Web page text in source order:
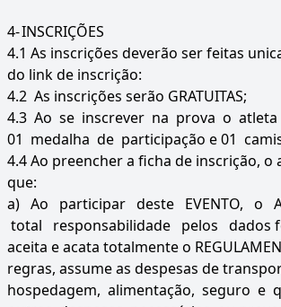
4-INSCRIÇÕES
4.1 As inscrições deverão ser feitas
do link de inscrição:
4.2 As inscrições serão GRATUITAS;
4.3 Ao se inscrever na prova o
01 medalha de participação e 01
4.4 Ao preencher a ficha de inscrição, o
que:
a) Ao participar deste EVENTO, o
total responsabilidade pelos dados
aceita e acata totalmente o
regras, assume as despesas de
hospedagem, alimentação, seguro e